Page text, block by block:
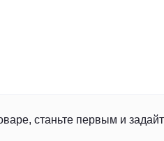
станьте первым и